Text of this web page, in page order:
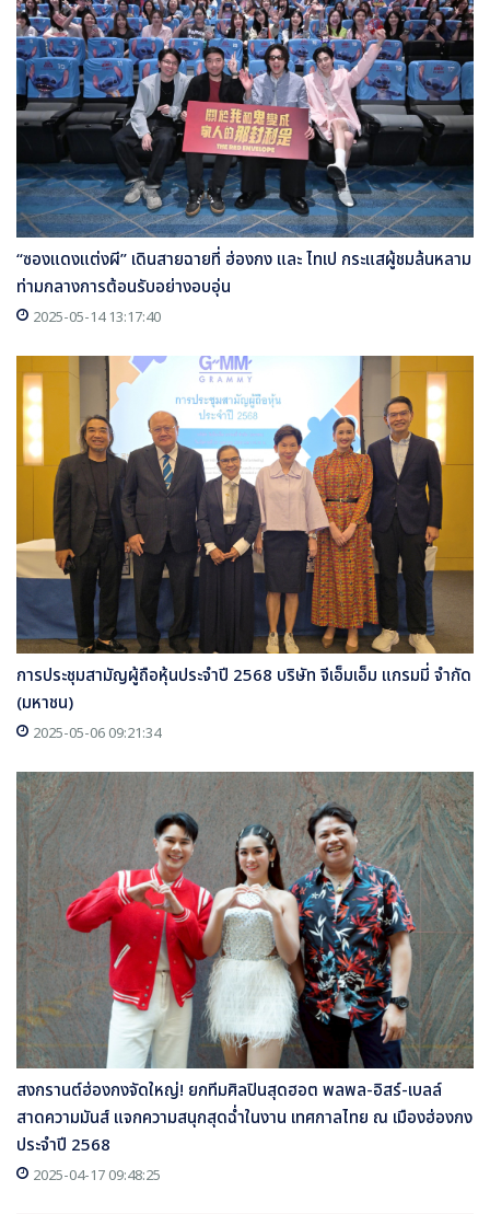
“ซองแดงแต่งผี” เดินสายฉายที่ ฮ่องกง และ ไทเป กระแสผู้ชมล้นหลาม
ท่ามกลางการต้อนรับอย่างอบอุ่น
2025-05-14 13:17:40
การประชุมสามัญผู้ถือหุ้นประจำปี 2568 บริษัท จีเอ็มเอ็ม แกรมมี่ จำกัด
(มหาชน)
2025-05-06 09:21:34
สงกรานต์ฮ่องกงจัดใหญ่! ยกทีมศิลปินสุดฮอต พลพล-อิสร์-เบลล์
สาดความมันส์ แจกความสนุกสุดฉ่ำในงาน เทศกาลไทย ณ เมืองฮ่องกง
ประจำปี 2568
2025-04-17 09:48:25